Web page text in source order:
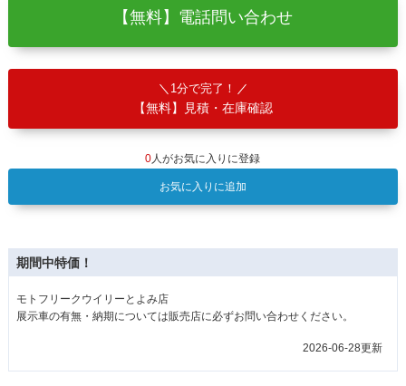
【無料】電話問い合わせ
1分で完了！
【無料】見積・在庫確認
0人がお気に入りに登録
お気に入りに追加
期間中特価！
モトフリークウイリーとよみ店
展示車の有無・納期については販売店に必ずお問い合わせください。
2026-06-28更新